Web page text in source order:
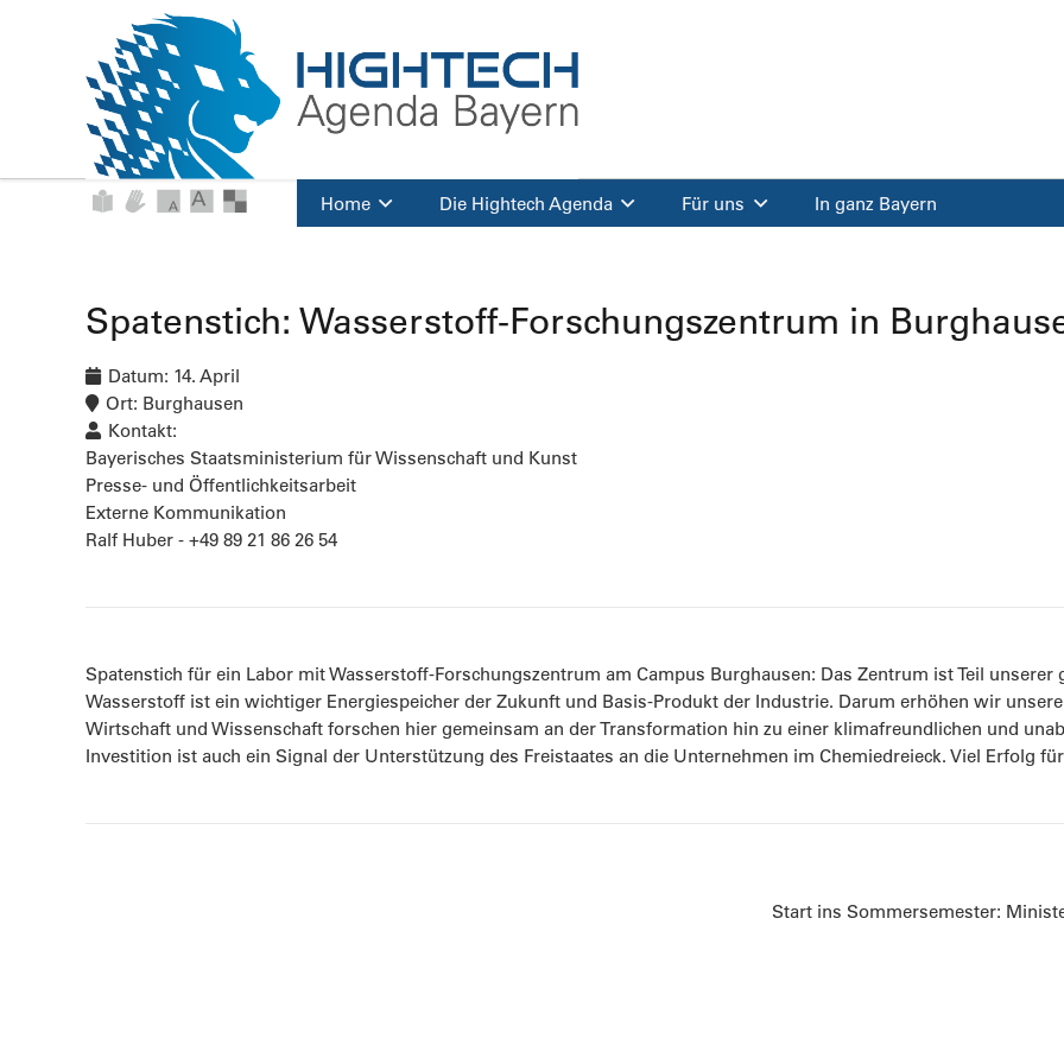
Home Die Hightech Agenda Für uns In ganz Bayern
Spatenstich: Wasserstoff-Forschungszentrum in
Datum: 14. April
Ort: Burghausen
Kontakt:
Bayerisches Staatsministerium für Wissenschaft und Kunst
Presse- und Öffentlichkeitsarbeit
Externe Kommunikation
Ralf Huber - +49 89 21 86 26 54
Spatenstich für ein Labor mit Wasserstoff-Forschungszentrum am Campus Burghausen: Das Zentrum ist Teil
Wasserstoff ist ein wichtiger Energiespeicher der Zukunft und Basis-Produkt der Industrie. Darum erhöhen wir
Wirtschaft und Wissenschaft forschen hier gemeinsam an der Transformation hin zu einer klimafreundlichen und
Investition ist auch ein Signal der Unterstützung des Freistaates an die Unternehmen im Chemiedreieck. Viel Erfolg
Start ins Sommersemester: